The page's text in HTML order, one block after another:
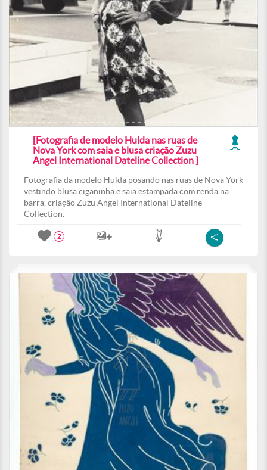
[Fotografia de modelo Hulda nas ruas de
Nova York com saia e blusa criação Zuzu
Angel International Dateline Collection ]
Fotografia da modelo Hulda posando nas ruas de Nova York
vestindo blusa ciganinha e saia estampada com renda na
barra, criação Zuzu Angel International Dateline
Collection.
2